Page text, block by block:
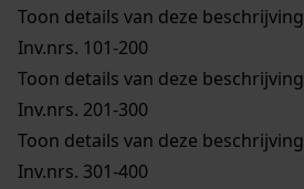
Toon details van deze beschrijving
Inv.nrs. 101-200
Toon details van deze beschrijving
Inv.nrs. 201-300
Toon details van deze beschrijving
Inv.nrs. 301-400